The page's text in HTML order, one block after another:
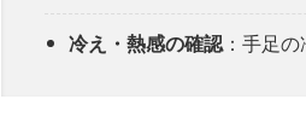
冷え・熱感の確認：手足の